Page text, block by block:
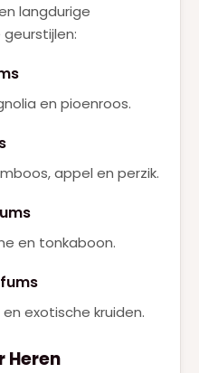
langdurige
en pioenroos.
appel en perzik.
en tonkaboon.
exotische kruiden.
Heren